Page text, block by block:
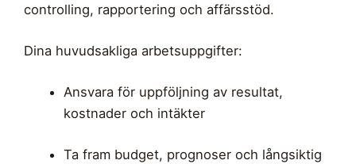
controlling, rapportering och affärsstöd.
Dina huvudsakliga arbetsuppgifter:
Ansvara för uppföljning av resultat,
kostnader och intäkter
Ta fram budget, prognoser och långsiktig